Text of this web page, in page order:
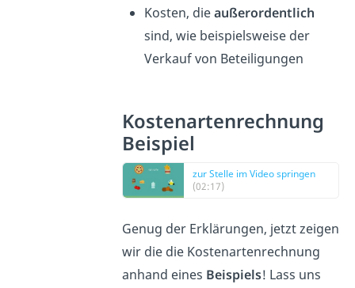
Kosten, dieaußerordentlich
sind, wie beispielsweise der
Verkauf von Beteiligungen
Kostenartenrechnung
Beispiel
zur Stelle im Video springen
(02:17)
Genug der Erklärungen, jetzt zeigen
wir die die Kostenartenrechnung
anhand eines Beispiels! Lass uns